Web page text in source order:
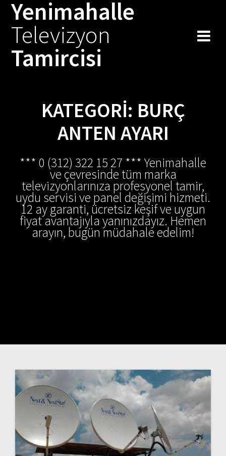
Skip
to
Yenimahalle
Televizyon
Tamircisi
KATEGORI: BURÇ
ANTEN AYARI
*** 0 (312) 322 15 27 *** Yenimahalle
ve çevresinde tüm marka
televizyonlarınıza profesyonel tamir,
uydu servisi ve panel değişimi hizmeti.
12 ay garanti, ücretsiz keşif ve uygun
fiyat avantajıyla yanınızdayız. Hemen
arayın, bugün müdahale edelim!